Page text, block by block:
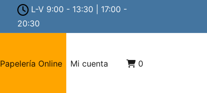
L-V 9:00 - 13:30 | 17:00 -
20:30
Papelería Online Mi cuenta 0